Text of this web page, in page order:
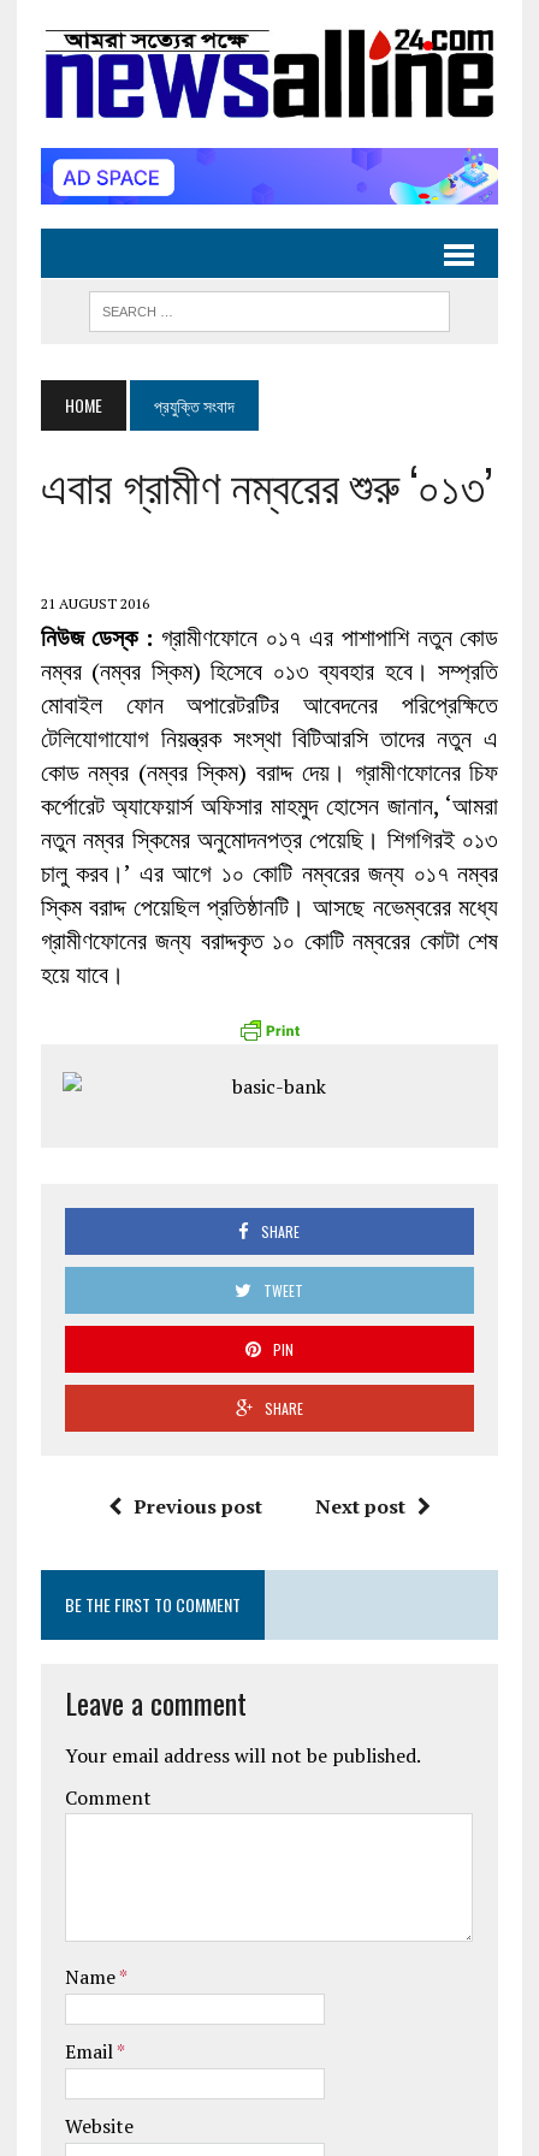
HOME প্রযুক্তি সংবাদ
এবার গ্রামীণ নম্বরের শুরু ‘০১৩’
21 AUGUST 2016
নিউজ ডেস্ক : গ্রামীণফোনে ০১৭ এর পাশাপাশি নতুন কোড
নম্বর (নম্বর স্কিম) হিসেবে ০১৩ ব্যবহার হবে। সম্প্রতি
মোবাইল ফোন অপারেটরটির আবেদনের পরিপ্রেক্ষিতে
টেলিযোগাযোগ নিয়ন্ত্রক সংস্থা বিটিআরসি তাদের নতুন এ
কোড নম্বর (নম্বর স্কিম) বরাদ্দ দেয়। গ্রামীণফোনের চিফ
কর্পোরেট অ্যাফেয়ার্স অফিসার মাহমুদ হোসেন জানান, ‘আমরা
নতুন নম্বর স্কিমের অনুমোদনপত্র পেয়েছি। শিগগিরই ০১৩
চালু করব।’ এর আগে ১০ কোটি নম্বরের জন্য ০১৭ নম্বর
স্কিম বরাদ্দ পেয়েছিল প্রতিষ্ঠানটি। আসছে নভেম্বরের মধ্যে
গ্রামীণফোনের জন্য বরাদ্দকৃত ১০ কোটি নম্বরের কোটা শেষ
হয়ে যাবে।
SHARE
TWEET
PIN
SHARE
Previous post Next post
BE THE FIRST TO COMMENT
Leave a comment
Your email address will not be published.
Comment
Name*
Email*
Website